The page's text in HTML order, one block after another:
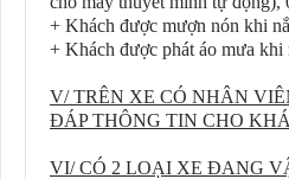
+ Khách được mượn nón khi
+ Khách được phát áo mưa khi
V/ TRÊN XE CÓ NHÂN
ĐÁP THÔNG TIN CHO
VI/ CÓ 2 LOẠI XE ĐANG